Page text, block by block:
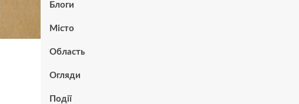
Блоги
Місто
Область
Огляди
Події